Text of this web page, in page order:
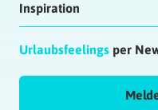
Inspiration
Urlaubsfeelings per